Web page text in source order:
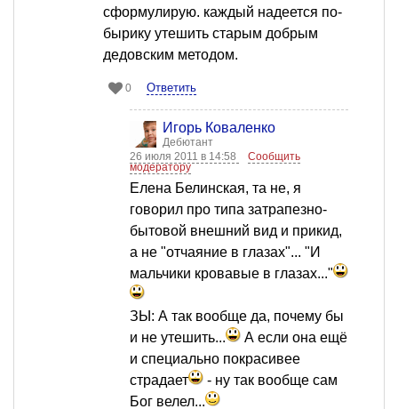
сформулирую. каждый надеется по-
бырику утешить старым добрым
дедовским методом.
0 Ответить
Игорь Коваленко
Дебютант
26 июля 2011 в 14:58
Сообщить
модератору
Елена Белинская, та не, я
говорил про типа затрапезно-
бытовой внешний вид и прикид,
а не "отчаяние в глазах"... "И
мальчики кровавые в глазах..."
ЗЫ: А так вообще да, почему бы
и не утешить...
А если она ещё
и специально покрасивее
страдает
- ну так вообще сам
Бог велел...